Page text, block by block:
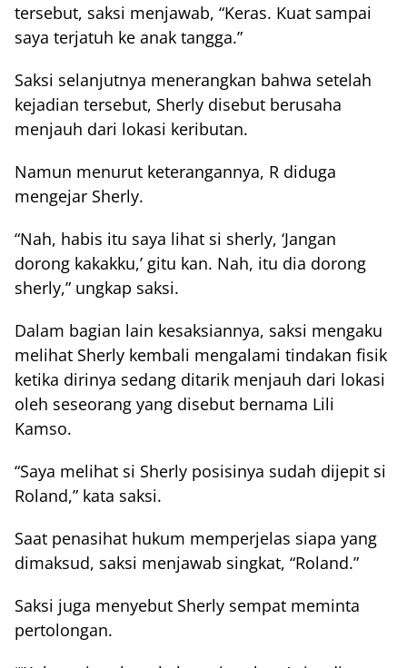
tersebut, saksi menjawab, “Keras. Kuat sampai
saya terjatuh ke anak tangga.”
Saksi selanjutnya menerangkan bahwa setelah
kejadian tersebut, Sherly disebut berusaha
menjauh dari lokasi keributan.
Namun menurut keterangannya, R diduga
mengejar Sherly.
“Nah, habis itu saya lihat si sherly, ‘Jangan
dorong kakakku,’ gitu kan. Nah, itu dia dorong
sherly,” ungkap saksi.
Dalam bagian lain kesaksiannya, saksi mengaku
melihat Sherly kembali mengalami tindakan fisik
ketika dirinya sedang ditarik menjauh dari lokasi
oleh seseorang yang disebut bernama Lili
Kamso.
“Saya melihat si Sherly posisinya sudah dijepit si
Roland,” kata saksi.
Saat penasihat hukum memperjelas siapa yang
dimaksud, saksi menjawab singkat, “Roland.”
Saksi juga menyebut Sherly sempat meminta
pertolongan.